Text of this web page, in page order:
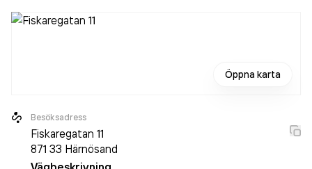
omsatte 8 341 000,00 kr
Öppna karta
Besöksadress
Fiskaregatan 11
871 33 Härnösand